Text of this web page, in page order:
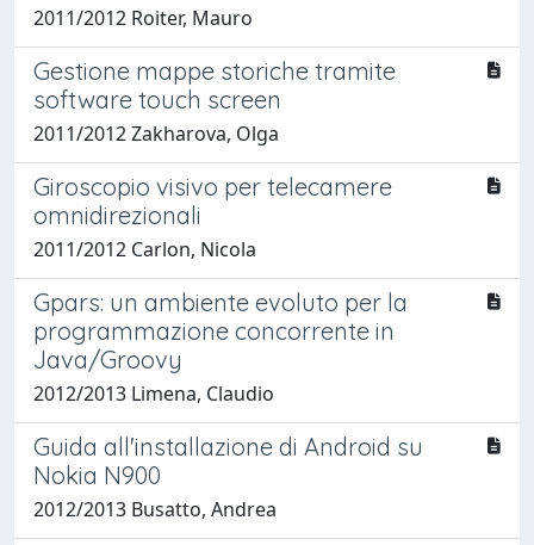
2011/2012 Roiter, Mauro
Gestione mappe storiche tramite
software touch screen
2011/2012 Zakharova, Olga
Giroscopio visivo per telecamere
omnidirezionali
2011/2012 Carlon, Nicola
Gpars: un ambiente evoluto per la
programmazione concorrente in
Java/Groovy
2012/2013 Limena, Claudio
Guida all'installazione di Android su
Nokia N900
2012/2013 Busatto, Andrea